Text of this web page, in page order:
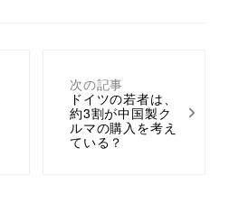
次の記事
ドイツの若者は、
約3割が中国製ク
ルマの購入を考え
ている？